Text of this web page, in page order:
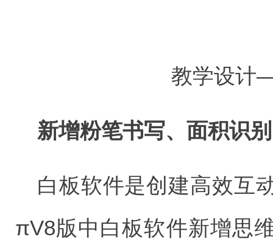
教学设计
新增粉笔书写、面积识
白板软件是创建高效互
πV8版中白板软件新增思